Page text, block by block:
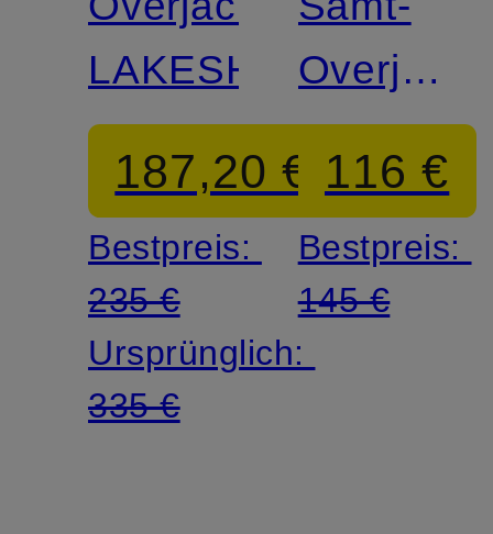
LAKESHAW
187,20 €
Bestpreis:
235 €
Ursprünglich:
335 €
KOREY
116 €
Bestpreis:
145 €